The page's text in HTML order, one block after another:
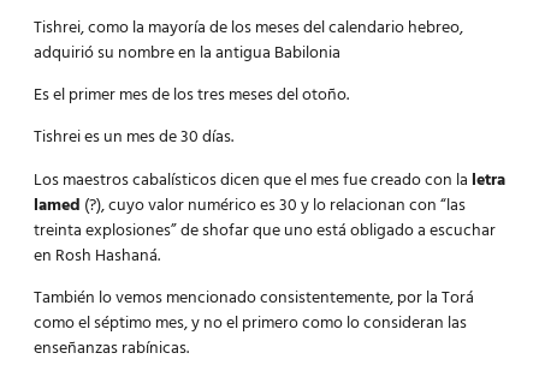
Tishrei, como la mayoría de los meses del calendario hebreo,
adquirió su nombre en la antigua Babilonia
Es el primer mes de los tres meses del otoño.
Tishrei es un mes de 30 días.
Los maestros cabalísticos dicen que el mes fue creado con la letra
lamed (?), cuyo valor numérico es 30 y lo relacionan con “las
treinta explosiones” de shofar que uno está obligado a escuchar
en Rosh Hashaná.
También lo vemos mencionado consistentemente, por la Torá
como el séptimo mes, y no el primero como lo consideran las
enseñanzas rabínicas.